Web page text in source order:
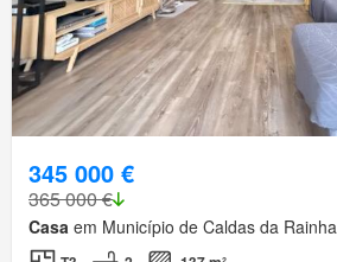
345 000 €
365 000 €
Casa em Município de Caldas da